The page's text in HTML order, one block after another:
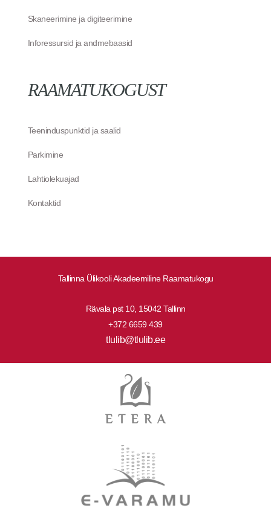
Tallinna Ülikooli Akadeemiline Raamatukogu
Rävala pst 10, 15042 Tallinn
+372 6659 439
tlulib@tlulib.ee
Skaneerimine ja digiteerimine
Inforessursid ja andmebaasid
RAAMATUKOGUST
Teeninduspunktid ja saalid
Parkimine
Lahtiolekuajad
Kontaktid